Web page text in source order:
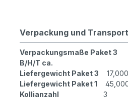
Verpackung und Transport
Verpackungsmaße Paket 3
B/H/T ca.
Liefergewicht Paket 3
17,000
Liefergewicht Paket 1
Kollianzahl
3